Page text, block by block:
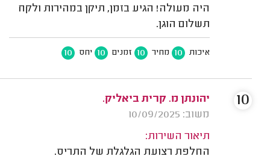
היה מעולה! הגיע בזמן, תיקן במהירות ולקח
תשלום הוגן.
איכות 10 מחיר 10 זמנים 10 יחס 10
יהונתן מ. קרית ביאליק.
משוב: 10/09/2025
תיאור השירות:
החלפת רצועת הגלגלת של התריס.
10